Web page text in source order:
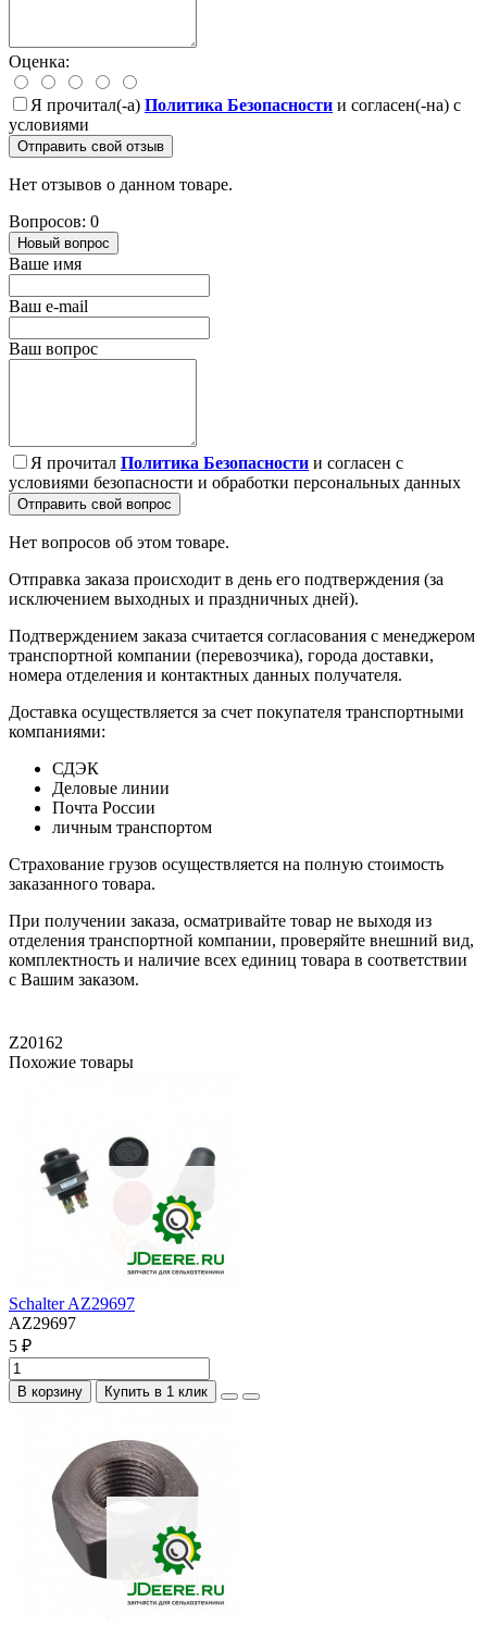
Оценка:
Я прочитал(-а) Политика Безопасности и согласен(-на) с
условиями
Отправить свой отзыв
Нет отзывов о данном товаре.
Вопросов: 0
Новый вопрос
Ваше имя
Ваш e-mail
Ваш вопрос
Я прочитал Политика Безопасности и согласен с
условиями безопасности и обработки персональных данных
Отправить свой вопрос
Нет вопросов об этом товаре.
Отправка заказа происходит в день его подтверждения (за
исключением выходных и праздничных дней).
Подтверждением заказа считается согласования с менеджером
транспортной компании (перевозчика), города доставки,
номера отделения и контактных данных получателя.
Доставка осуществляется за счет покупателя транспортными
компаниями:
СДЭК
Деловые линии
Почта России
личным транспортом
Страхование грузов осуществляется на полную стоимость
заказанного товара.
При получении заказа, осматривайте товар не выходя из
отделения транспортной компании, проверяйте внешний вид,
комплектность и наличие всех единиц товара в соответствии
с Вашим заказом.
Z20162
Похожие товары
Schalter AZ29697
AZ29697
5 ₽
В корзину Купить в 1 клик